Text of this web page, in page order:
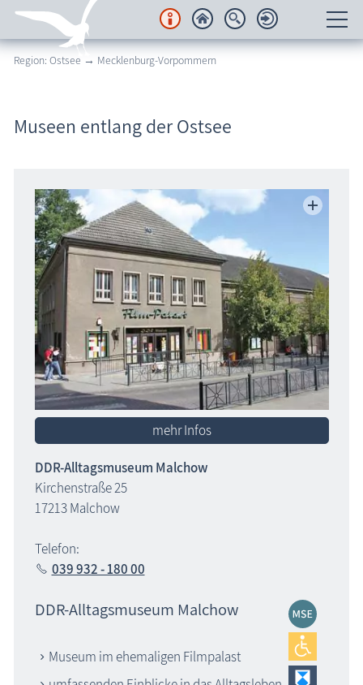
Unterkünfte
Karten
Freizeit
Wissenswertes
Veranstaltungen
Blog
Region: Ostsee → Mecklenburg-Vorpommern
Museen entlang der Ostsee
mehr Infos
DDR-Alltagsmuseum Malchow
Kirchenstraße 25
17213 Malchow
Telefon:
039 932 - 180 00
DDR-Alltagsmuseum Malchow
Museum im ehemaligen Filmpalast